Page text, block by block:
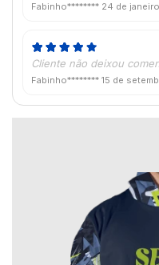
Fabinho******** 24 de
Cliente não deixou
Fabinho******** 15 de